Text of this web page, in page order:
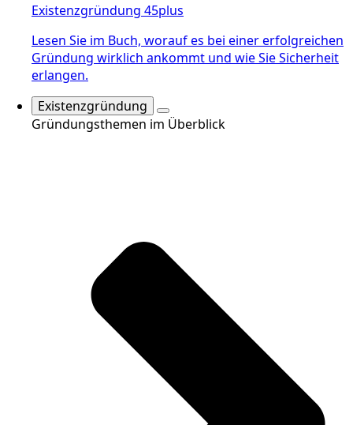
Existenzgründung 45plus
Lesen Sie im Buch, worauf es bei einer erfolgreichen
Gründung wirklich ankommt und wie Sie Sicherheit
erlangen.
Existenzgründung
Gründungsthemen im Überblick